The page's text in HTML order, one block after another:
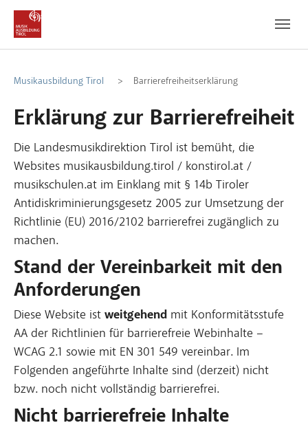
Zum Hauptinhalt
Zum Fußbereich
Musikausbildung Tirol Barrierefreiheitserklärung
Erklärung zur Barrierefreiheit
Die Landesmusikdirektion Tirol ist bemüht, die
Websites musikausbildung.tirol / konstirol.at /
musikschulen.at im Einklang mit § 14b Tiroler
Antidiskriminierungsgesetz 2005 zur Umsetzung der
Richtlinie (EU) 2016/2102 barrierefrei zugänglich zu
machen.
Stand der Vereinbarkeit mit den
Anforderungen
Diese Website ist weitgehend mit Konformitätsstufe
AA der Richtlinien für barrierefreie Webinhalte –
WCAG 2.1 sowie mit EN 301 549 vereinbar. Im
Folgenden angeführte Inhalte sind (derzeit) nicht
bzw. noch nicht vollständig barrierefrei.
Nicht barrierefreie Inhalte